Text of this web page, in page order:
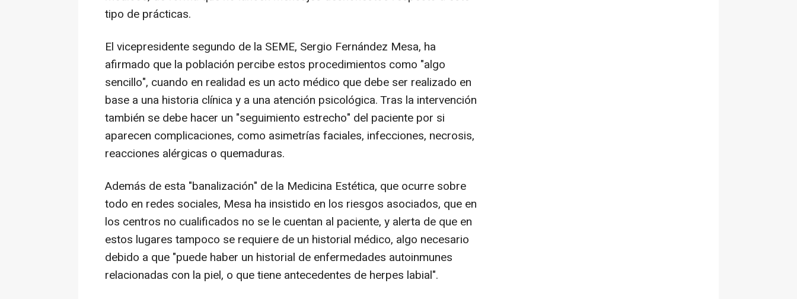
tipo de prácticas.
El vicepresidente segundo de la SEME, Sergio Fernández Mesa, ha
afirmado que la población percibe estos procedimientos como "algo
sencillo", cuando en realidad es un acto médico que debe ser realizado en
base a una historia clínica y a una atención psicológica. Tras la intervención
también se debe hacer un "seguimiento estrecho" del paciente por si
aparecen complicaciones, como asimetrías faciales, infecciones, necrosis,
reacciones alérgicas o quemaduras.
Además de esta "banalización" de la Medicina Estética, que ocurre sobre
todo en redes sociales, Mesa ha insistido en los riesgos asociados, que en
los centros no cualificados no se le cuentan al paciente, y alerta de que en
estos lugares tampoco se requiere de un historial médico, algo necesario
debido a que "puede haber un historial de enfermedades autoinmunes
relacionadas con la piel, o que tiene antecedentes de herpes labial".